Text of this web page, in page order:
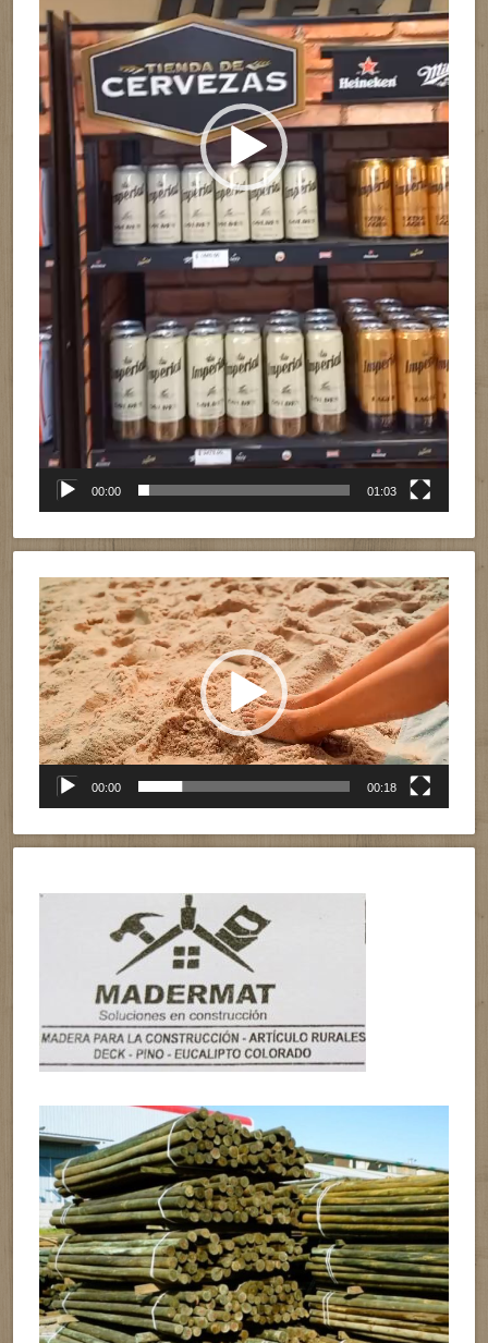
00:00 01:03
Reproductor
de
vídeo
00:00 00:18